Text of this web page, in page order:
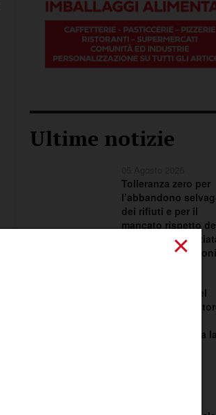
Ultime notizie
Tolleranza zero per
l’abbandono
dei rifiuti e per il
mancato rispetto
raccolta
scattano le sanzioni
Festa in onore del
Santissimo
Patronali richiama la
×